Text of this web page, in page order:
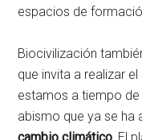
espacios de
Biocivilización
que invita a realizar
estamos a tiempo de
abismo que ya se ha